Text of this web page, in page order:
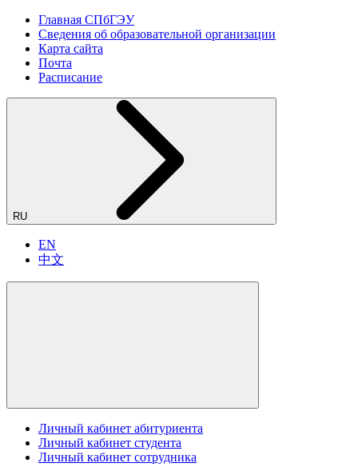
Главная СПбГЭУ
Сведения об образовательной организации
Карта сайта
Почта
Расписание
RU
EN
中文
Личный кабинет абитуриента
Личный кабинет студента
Личный кабинет сотрудника